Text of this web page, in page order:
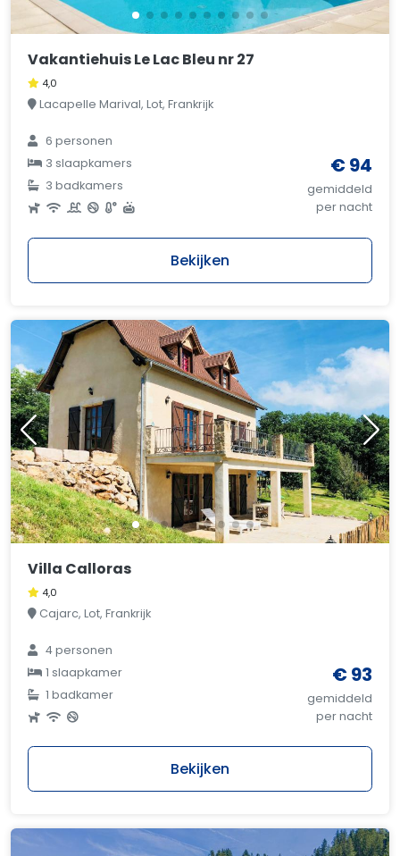
Vakantiehuis Le Lac Bleu nr 27
4,0
Lacapelle Marival, Lot, Frankrijk
6 personen
3 slaapkamers
3 badkamers
€ 94
gemiddeld
per nacht
Bekijken
Villa Calloras
4,0
Cajarc, Lot, Frankrijk
4 personen
1 slaapkamer
1 badkamer
€ 93
gemiddeld
per nacht
Bekijken